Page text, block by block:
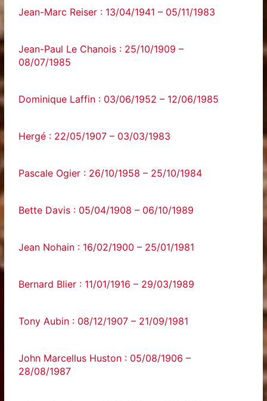
Jean-Marc Reiser : 13/04/1941 – 05/11/1983
Jean-Paul Le Chanois : 25/10/1909 –
08/07/1985
Dominique Laffin : 03/06/1952 – 12/06/1985
Hergé : 22/05/1907 – 03/03/1983
Pascale Ogier : 26/10/1958 – 25/10/1984
Bette Davis : 05/04/1908 – 06/10/1989
Jean Nohain : 16/02/1900 – 25/01/1981
Bernard Blier : 11/01/1916 – 29/03/1989
Tony Aubin : 08/12/1907 – 21/09/1981
John Marcellus Huston : 05/08/1906 –
28/08/1987